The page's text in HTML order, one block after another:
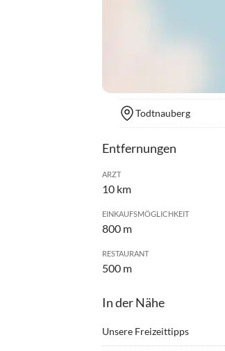
Todtnauberg
Entfernungen
ARZT
10 km
EINKAUFSMÖGLICHKEIT
800 m
RESTAURANT
500 m
In der Nähe
Unsere Freizeittipps